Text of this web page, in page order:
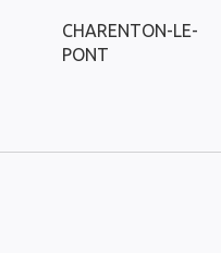
CHARENTON-LE-
PONT